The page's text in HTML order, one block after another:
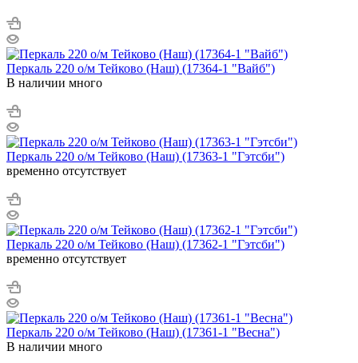
Перкаль 220 о/м Тейково (Наш) (17364-1 "Вайб")
В наличии много
Перкаль 220 о/м Тейково (Наш) (17363-1 "Гэтсби")
временно отсутствует
Перкаль 220 о/м Тейково (Наш) (17362-1 "Гэтсби")
временно отсутствует
Перкаль 220 о/м Тейково (Наш) (17361-1 "Весна")
В наличии много